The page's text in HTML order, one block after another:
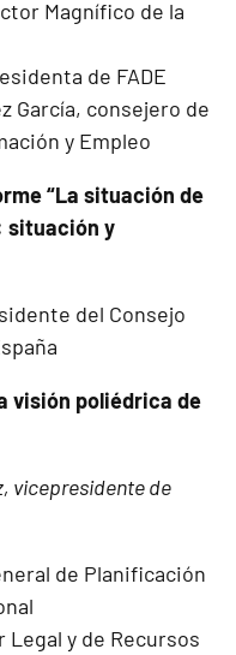
Magnífico de la
de FADE
García, consejero de
y Empleo
“La situación de
situación y
del Consejo
visión poliédrica de
vicepresidente de
de Planificación
y de Recursos